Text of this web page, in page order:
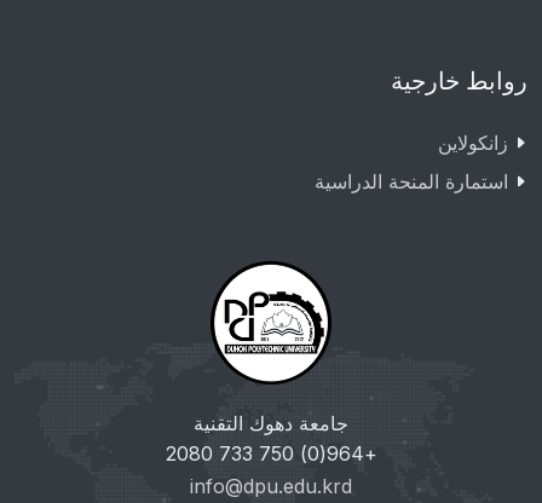
روابط خارجية
زانکولاین
استمارة المنحة الدراسية
جامعة دهوك التقنية
+964(0) 750 733 2080
info@dpu.edu.krd